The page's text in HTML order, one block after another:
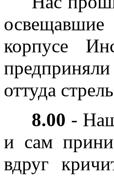
корпусе
оттуда
8.00 -
и сам
вдруг